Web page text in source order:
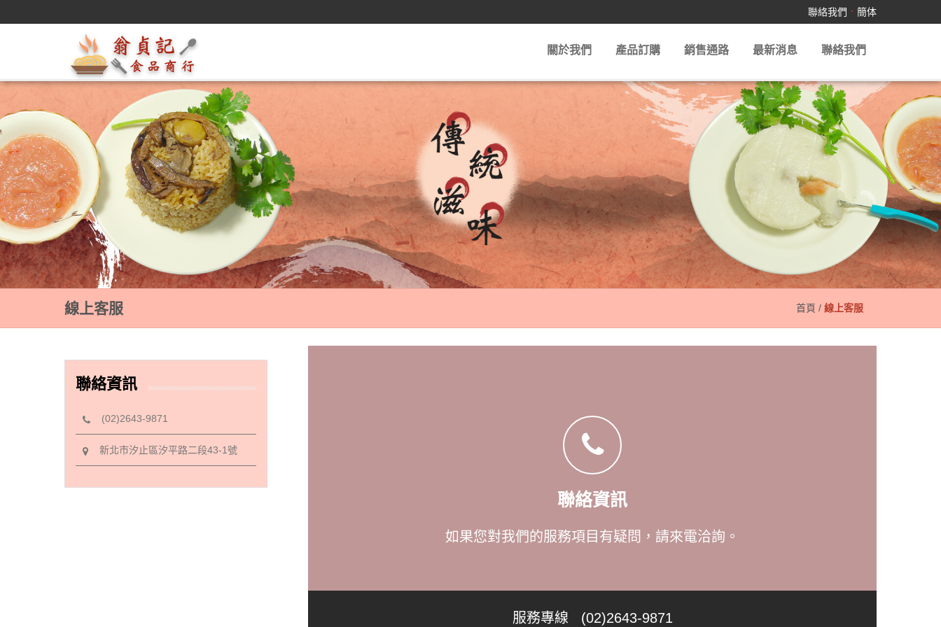
聯絡我們 ． 簡体
關於我們 產品訂購 銷售通路 最新消息 聯絡我們
線上客服 首頁 / 線上客服
聯絡資訊
(02)2643-9871
新北市汐止區汐平路二段43-1號
聯絡資訊
如果您對我們的服務項目有疑問，請來電洽詢。
服務專線 (02)2643-9871